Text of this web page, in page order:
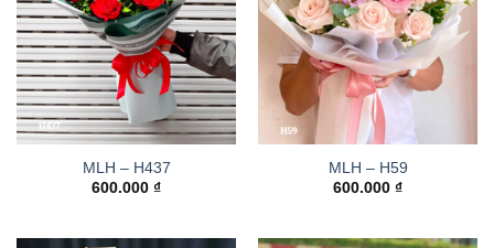
MLH – H437
600.000 ₫
MLH – H59
600.000 ₫